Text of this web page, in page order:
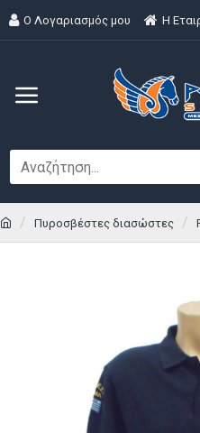
Ο Λογαριασμός μου H
Πυροσβέστες διασώστες